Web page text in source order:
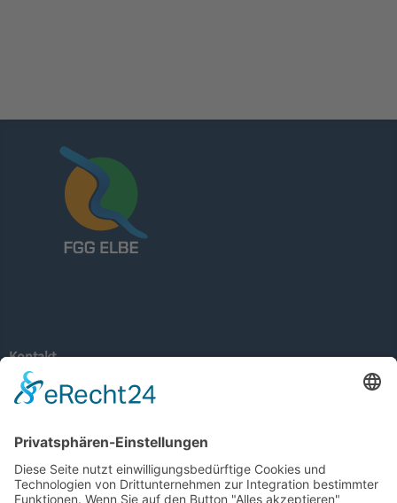
Kontakt
Flussgebietsgemeinschaft Elbe
Otto-von-Guericke-Straße 5
39104 Magedeburg